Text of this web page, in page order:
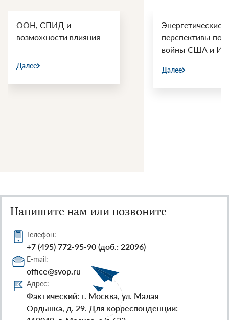
ООН, СПИД и
возможности влияния
Далее
Энергетические
перспективы
войны США и
Далее
Напишите нам или позвоните
Телефон:
+7 (495) 772-95-90 (доб.: 22096)
E-mail:
office@svop.ru
Адрес:
Фактический: г. Москва, ул. Малая
Ордынка, д. 29. Для корреспонденции: